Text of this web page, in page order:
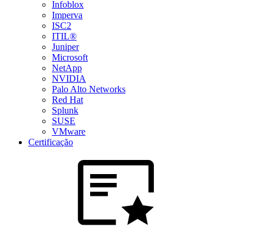
Infoblox
Imperva
ISC2
ITIL®
Juniper
Microsoft
NetApp
NVIDIA
Palo Alto Networks
Red Hat
Splunk
SUSE
VMware
Certificação